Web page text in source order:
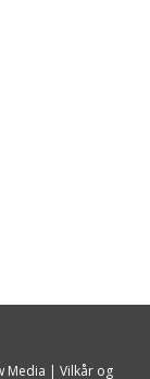
Media | Vilkår og